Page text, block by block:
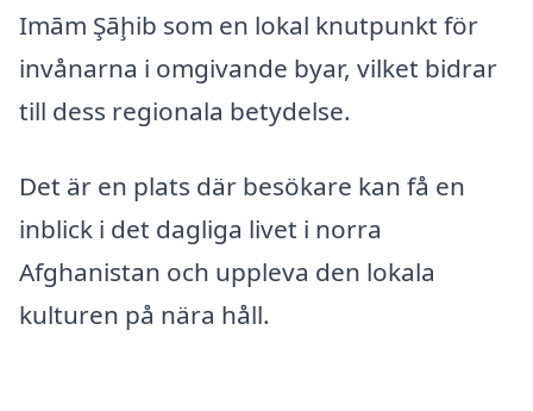
Imām Şāḩib som en lokal knutpunkt för
invånarna i omgivande byar, vilket bidrar
till dess regionala betydelse.
Det är en plats där besökare kan få en
inblick i det dagliga livet i norra
Afghanistan och uppleva den lokala
kulturen på nära håll.